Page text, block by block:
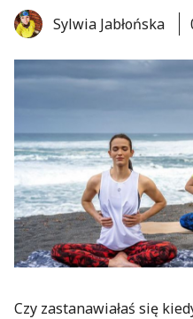
Sylwia Jabłońska
Czy zastanawiałaś się